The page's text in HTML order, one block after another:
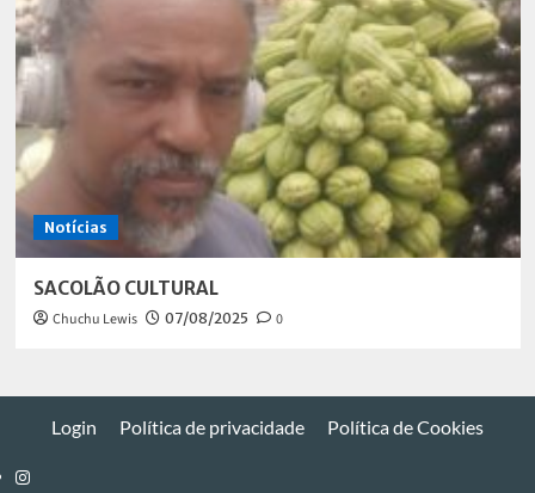
Notícias
SACOLÃO CULTURAL
Chuchu Lewis 07/08/2025 0
Login Política de privacidade Política de Cookies
Instagram